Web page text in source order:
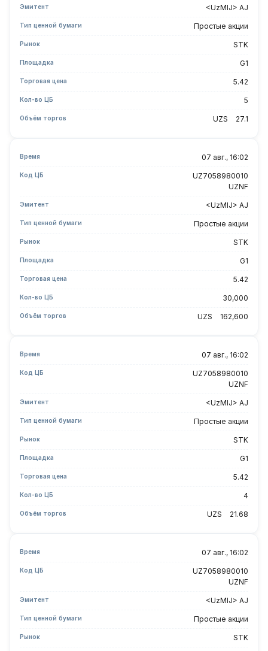
Эмитент <UzMIJ> AJ
Тип ценной бумаги Простые акции
Рынок STK
Площадка G1
Торговая цена 5.42
Кол-во ЦБ 5
Объём торгов UZS 27.1
Время 07 авг., 16:02
Код ЦБ
UZ7058980010
UZNF
Эмитент <UzMIJ> AJ
Тип ценной бумаги Простые акции
Рынок STK
Площадка G1
Торговая цена 5.42
Кол-во ЦБ 30,000
Объём торгов UZS 162,600
Время 07 авг., 16:02
Код ЦБ
UZ7058980010
UZNF
Эмитент <UzMIJ> AJ
Тип ценной бумаги Простые акции
Рынок STK
Площадка G1
Торговая цена 5.42
Кол-во ЦБ 4
Объём торгов UZS 21.68
Время 07 авг., 16:02
Код ЦБ
UZ7058980010
UZNF
Эмитент <UzMIJ> AJ
Тип ценной бумаги Простые акции
Рынок STK